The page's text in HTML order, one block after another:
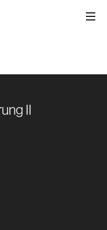
II